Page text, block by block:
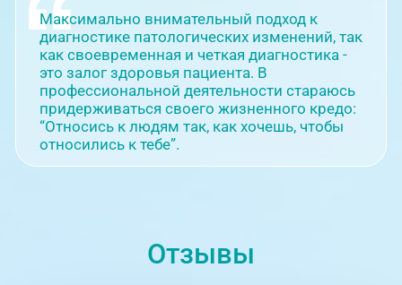
Максимально внимательный подход к
диагностике патологических изменений, так
как своевременная и четкая диагностика -
это залог здоровья пациента. В
профессиональной деятельности стараюсь
придерживаться своего жизненного кредо:
“Относись к людям так, как хочешь, чтобы
относились к тебе”.
Отзывы